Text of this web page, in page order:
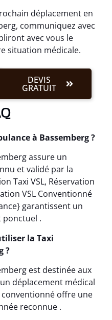
déplacement en
communiquez avec
avec vous le
situation médicale.
DEVIS
GRATUIT
à Bassemberg ?
assure un
et validé par la
Taxi VSL, Réservation
VSL Conventionné
garantissent un
ponctuel .
la Taxi
?
est destinée aux
déplacement médical
conventionné offre une
reconnue .